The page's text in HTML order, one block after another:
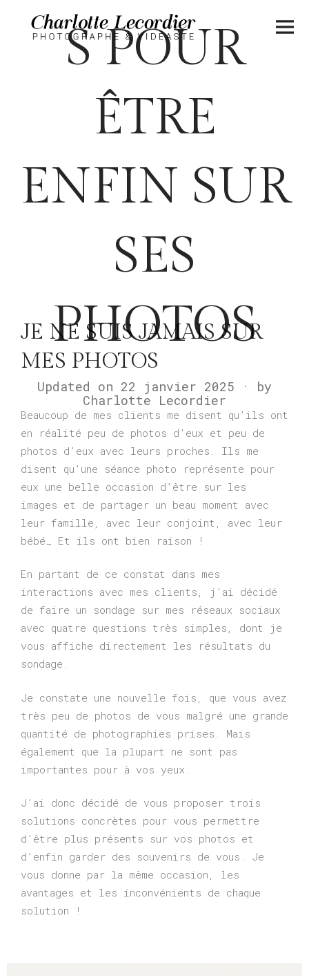
S POUR
ÊTRE
ENFIN SUR
SES
PHOTOS
Updated on 22 janvier 2025
m
a
r
s
2
0
3
by
Charlotte Lecordier
JE NE SUIS JAMAIS SUR
MES PHOTOS
Beaucoup de mes clients me disent qu’ils ont
en réalité peu de photos d’eux et peu de
photos d’eux avec leurs proches. Ils me
disent qu’une séance photo représente pour
eux une belle occasion d’être sur les
images et de partager un beau moment avec
leur famille, avec leur conjoint, avec leur
bébé… Et ils ont bien raison !
En partant de ce constat dans mes
interactions avec mes clients, j’ai décidé
de faire un sondage sur mes réseaux sociaux
avec quatre questions très simples, dont je
vous affiche directement les résultats du
sondage.
Je constate une nouvelle fois, que vous avez
très peu de photos de vous malgré une grande
quantité de photographies prises. Mais
également que la plupart ne sont pas
importantes pour à vos yeux.
J’ai donc décidé de vous proposer trois
solutions concrètes pour vous permettre
d’être plus présents sur vos photos et
d’enfin garder des souvenirs de vous. Je
vous donne par la même occasion, les
avantages et les inconvénients de chaque
solution !